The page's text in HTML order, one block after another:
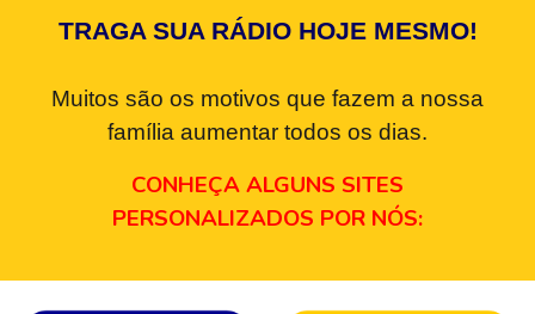
TRAGA SUA RÁDIO HOJE MESMO!
Muitos são os motivos que fazem a nossa
família aumentar todos os dias.
CONHEÇA ALGUNS SITES
PERSONALIZADOS POR NÓS: